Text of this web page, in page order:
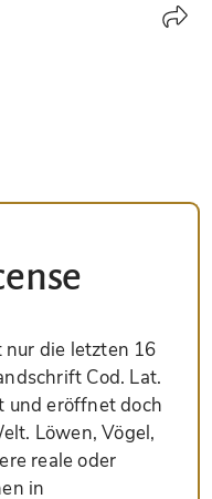
Editionen (1)
die letzten 16
Cod. Lat.
und eröffnet doch
Löwen, Vögel,
reale oder
in